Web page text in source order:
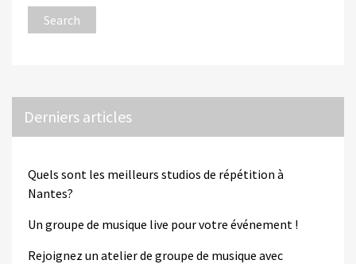
Derniers articles
Quels sont les meilleurs studios de répétition à
Nantes?
Un groupe de musique live pour votre événement !
Rejoignez un atelier de groupe de musique avec